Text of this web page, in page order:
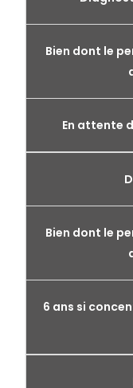
Bien dont le
En attente
Bien dont le
6 ans si